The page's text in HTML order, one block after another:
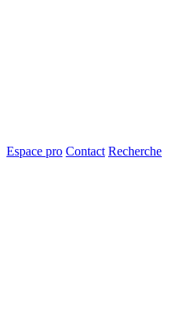
Espace pro Contact Recherche